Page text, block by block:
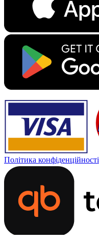
Політика конфіденційності